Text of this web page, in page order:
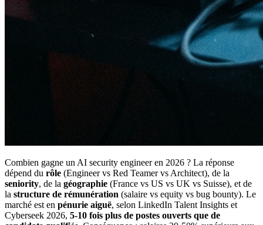
Combien gagne un AI security engineer en 2026 ? La réponse
dépend du rôle (Engineer vs Red Teamer vs Architect), de la
seniority, de la géographie (France vs US vs UK vs Suisse), et de
la structure de rémunération (salaire vs equity vs bug bounty). Le
marché est en pénurie aiguë, selon LinkedIn Talent Insights et
Cyberseek 2026, 5-10 fois plus de postes ouverts que de